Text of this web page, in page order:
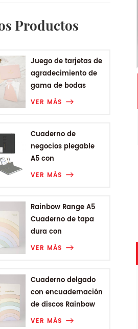
Productos
Juego de tarjetas de
agradecimiento de
gama de bodas
VER MÁS
Cuaderno de
negocios plegable
A5 con
encuadernación
VER MÁS
Rainbow Range A5
Cuaderno de tapa
dura con
encuadernación
VER MÁS
Cuaderno delgado
con encuadernación
de discos Rainbow
Range
VER MÁS